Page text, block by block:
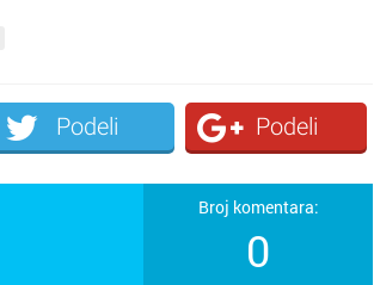
Podeli Podeli
Broj komentara:
0